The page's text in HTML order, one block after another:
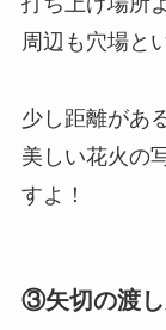
周辺も穴場と
少し距離があ
美しい花火の
すよ！
③矢切の渡